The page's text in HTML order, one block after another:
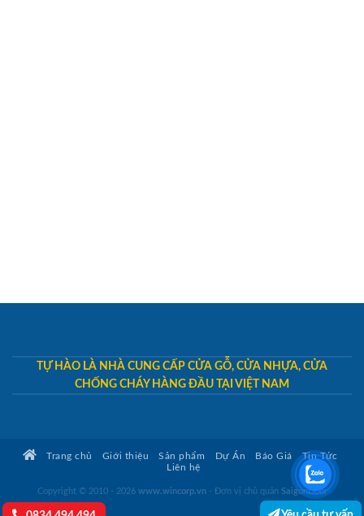
TỰ HÀO LÀ NHÀ CUNG CẤP CỬA GỖ, CỬA NHỰA, CỬA
CHỐNG CHÁY HÀNG ĐẦU TẠI VIỆT NAM
Trang chủ Giới thiệu Sản phẩm Dự Án Báo Giá
Tin Tức
Liên hệ
Copyright © 2010 - 2026 www.wincorp.vn- Đơn vị chủ quản SaigonDoor